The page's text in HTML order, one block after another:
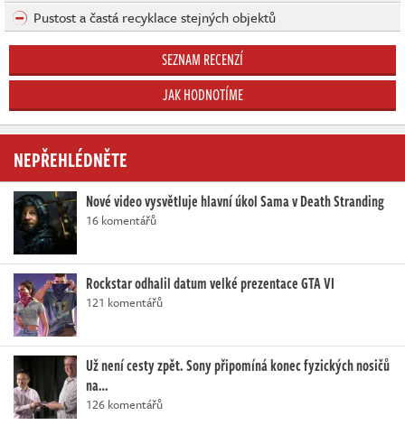
Pustost a častá recyklace stejných objektů
SEZNAM RECENZÍ
JAK HODNOTÍME
NEPŘEHLÉDNĚTE
Nové video vysvětluje hlavní úkol Sama v Death Stranding
16 komentářů
Rockstar odhalil datum velké prezentace GTA VI
121 komentářů
Už není cesty zpět. Sony připomíná konec fyzických nosičů
na…
126 komentářů